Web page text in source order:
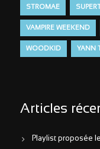
STROMAE
VAMPIRE WEEKEND
WOODKID YANN
Articles
Playlist proposée